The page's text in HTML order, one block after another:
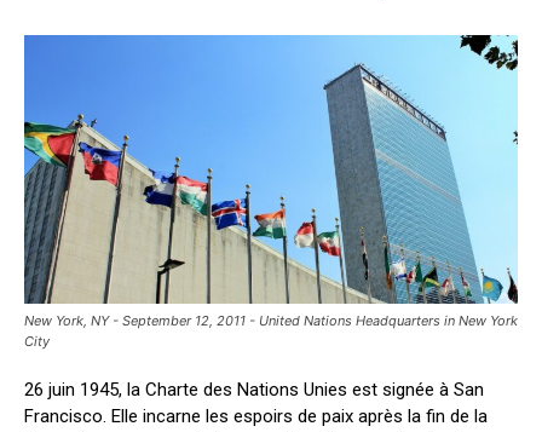
New York, NY - September 12, 2011 - United Nations Headquarters in New York
City
26 juin 1945, la Charte des Nations Unies est signée à San
Francisco. Elle incarne les espoirs de paix après la fin de la